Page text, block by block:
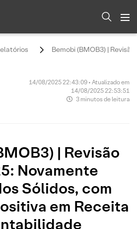
Bemobi (BMOB3) |
14/08/2025 22:43:09 • Atualizado em
14/08/2025 22:53:51
3 minutos de leitura
| Revisão
Novamente
Sólidos, com
em Receita